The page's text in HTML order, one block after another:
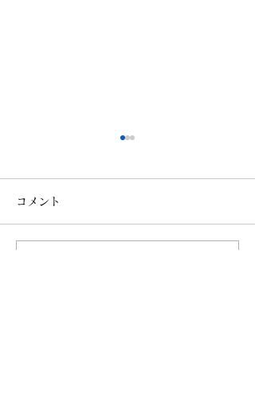
コメント